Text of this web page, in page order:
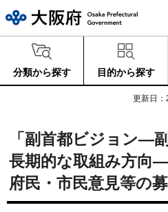
分類から探す 目的から探す
更新日：
「副首都ビジョン―
長期的な取組み方向
府民・市民意見等の